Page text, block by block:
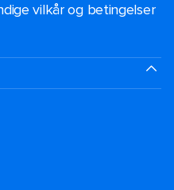
vilkår og betingelser